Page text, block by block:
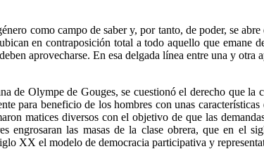
como campo de saber y, por tanto, de poder, se
en contraposición total a todo aquello que emane
aprovecharse. En esa delgada línea entre una y
de Olympe de Gouges, se cuestionó el derecho que la
para beneficio de los hombres con unas
matices diversos con el objetivo de que las
las masas de la clase obrera, que en el
XX el modelo de democracia participativa y